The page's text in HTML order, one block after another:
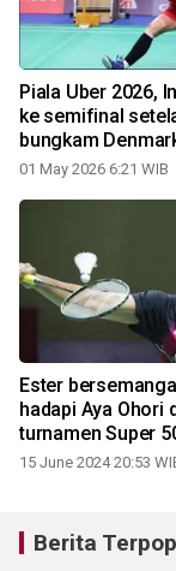
Piala Uber 2026,
ke semifinal
bungkam
01 May 2026 6:21 WIB
Ester
hadapi Aya Ohori
turnamen Super
pertama di
15 June 2024 20:53
Berita